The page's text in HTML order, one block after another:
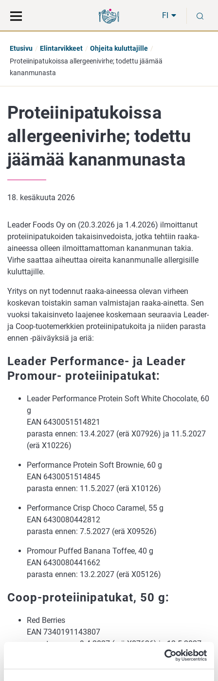
suoraan
sisältöön
koko
sivuston
FI
Etusivu Elintarvikkeet
Ohjeita kuluttajille
Proteiinipatukoissa allergeenivirhe; todettu jäämää
kananmunasta
Proteiinipatukoissa
allergeenivirhe; todettu
jäämää kananmunasta
18. kesäkuuta 2026
Leader Foods Oy on (20.3.2026 ja 1.4.2026) ilmoittanut
proteiinipatukoiden takaisinvedoista, jotka tehtiin raaka-
aineessa olleen ilmoittamattoman kananmunan takia.
Virhe saattaa aiheuttaa oireita kananmunalle allergisille
kuluttajille.
Yritys on nyt todennut raaka-aineessa olevan virheen
koskevan toistakin saman valmistajan raaka-ainetta. Sen
vuoksi takaisinveto laajenee koskemaan seuraavia Leader-
ja Coop-tuotemerkkien proteiinipatukoita ja niiden parasta
ennen -päiväyksiä ja eriä:
Leader Performance- ja Leader
Promour- proteiinipatukat:
Leader Performance Protein Soft White Chocolate, 60
g
EAN 6430051514821
parasta ennen: 13.4.2027 (erä X07926) ja 11.5.2027
(erä X10226)
Performance Protein Soft Brownie, 60 g
EAN 6430051514845
parasta ennen: 11.5.2027 (erä X10126)
Performance Crisp Choco Caramel, 55 g
EAN 6430080442812
parasta ennen: 7.5.2027 (erä X09526)
Promour Puffed Banana Toffee, 40 g
EAN 6430080441662
parasta ennen: 13.2.2027 (erä X05126)
Coop-proteiinipatukat, 50 g:
Red Berries
EAN 7340191143807
parasta ennen: 9.4.2027 (erä X07626) ja 12.5.2027